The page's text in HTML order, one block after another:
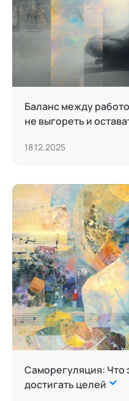
Баланс между
не выгореть и
18.12.2025
Саморегуляция: Что
достигать целей